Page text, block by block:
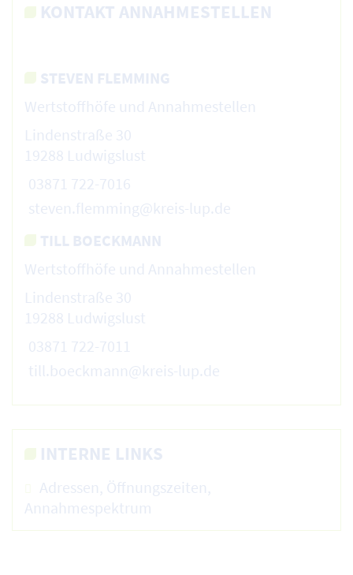
KONTAKT ANNAHMESTELLEN
STEVEN FLEMMING
Wertstoffhöfe und Annahmestellen
Lindenstraße 30
19288 Ludwigslust
03871 722-7016
steven.flemming@kreis-lup.de
TILL BOECKMANN
Wertstoffhöfe und Annahmestellen
Lindenstraße 30
19288 Ludwigslust
03871 722-7011
till.boeckmann@kreis-lup.de
INTERNE LINKS
Adressen, Öffnungszeiten,
Annahmespektrum